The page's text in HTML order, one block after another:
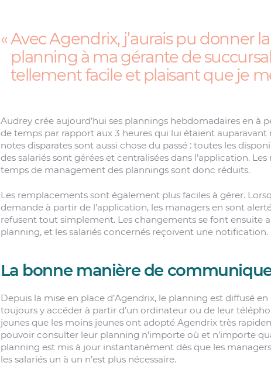
Avec Agendrix, j’aurais pu donner
planning à ma gérante de
tellement facile et plaisant que je
Audrey crée aujourd’hui ses plannings hebdomadaires en à
de temps par rapport aux 3 heures qui lui étaient auparavant
notes disparates sont aussi chose du passé : toutes les
des salariés sont gérées et centralisées dans l’application. Les
temps de management des plannings sont donc réduits.
Les remplacements sont également plus faciles à gérer.
demande à partir de l’application, les managers en sont
refusent tout simplement. Les changements se font ensuite
planning, et les salariés concernés reçoivent une notification.
La bonne manière de
Depuis la mise en place d’Agendrix, le planning est diffusé
toujours y accéder à partir d’un ordinateur ou de leur
jeunes que les moins jeunes ont adopté Agendrix très
pouvoir consulter leur planning n’importe où et n’importe
planning est mis à jour instantanément dès que les
les salariés un à un n’est plus nécessaire.